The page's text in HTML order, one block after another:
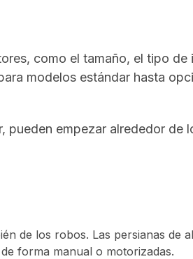
como el tamaño, el tipo
modelos estándar hasta
empezar alrededor de
de los robos. Las persianas de
forma manual o motorizadas.